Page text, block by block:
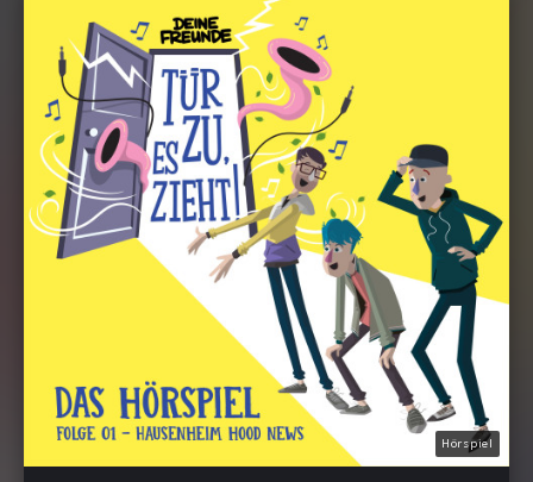
Hörspiel